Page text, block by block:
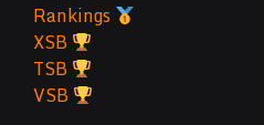
Rankings
XSB
TSB
VSB